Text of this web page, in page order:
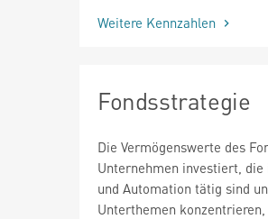
Weitere Kennzahlen
Fondsstrategie
Die Vermögenswerte des
Unternehmen investiert,
und Automation tätig sind
Unterthemen